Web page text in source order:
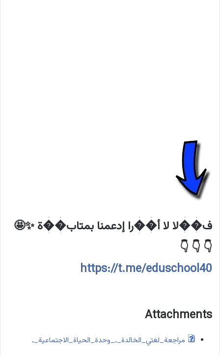
ف��لا لا أ��را إدعمنا بمتاب��ة ✨🤩
👇 👇 👇
https://t.me/eduschool40
Attachments
مراجعة_لغتي_الخالدة_ـ_وحدة_الحياة_الاجتماعية_ـ